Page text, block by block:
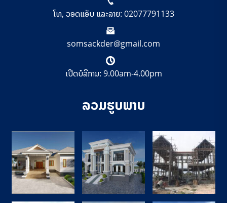
ໂທ, ວອດແອັບ ແລະລາຍ: 02077791133
somsackder@gmail.com
ເປີດບໍລິການ: 9.00am-4.00pm
ລວມຮູບພາບ